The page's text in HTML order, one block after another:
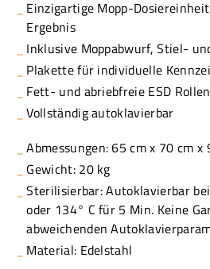
Einzigartige Mopp-
Ergebnis
Inklusive Moppabwurf, Stiel-
Plakette für individuelle
Fett- und abriebfreie ESD
Vollständig autoklavierbar
Abmessungen: 65 cm x 70 cm x
Gewicht: 20 kg
Sterilisierbar: Autoklavierbar
oder 134° C für 5 Min. Keine
abweichenden
Material: Edelstahl